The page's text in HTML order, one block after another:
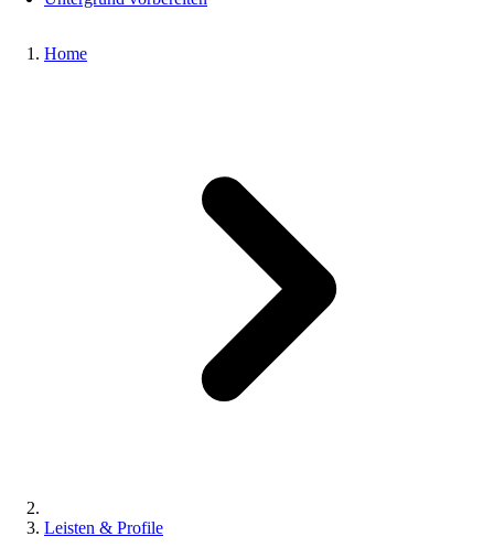
Home
Leisten & Profile